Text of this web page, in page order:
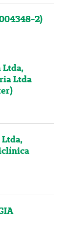
2)
Ltda,
Ltda